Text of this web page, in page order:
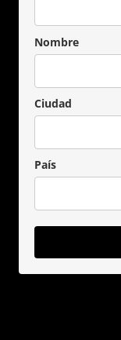
Nombre
Ciudad
País